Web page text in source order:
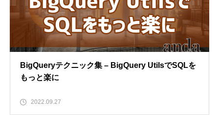
BigQueryテクニック集 – BigQuery UtilsでSQLを
もっと楽に
2022.09.27